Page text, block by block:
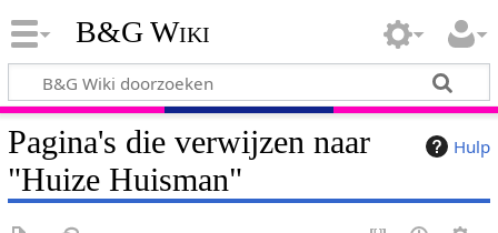
B&G Wiki
Hulp
Pagina's die verwijzen naar
"Huize Huisman"